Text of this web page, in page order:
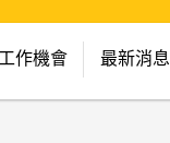
工作機會 最新消息